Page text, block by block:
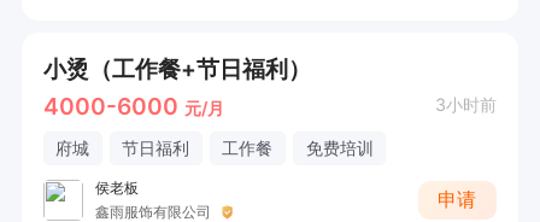
小烫（工作餐+节日福利）
4000-6000 元/月 3小时前
府城 节日福利 工作餐 免费培训
侯老板
鑫雨服饰有限公司
申请